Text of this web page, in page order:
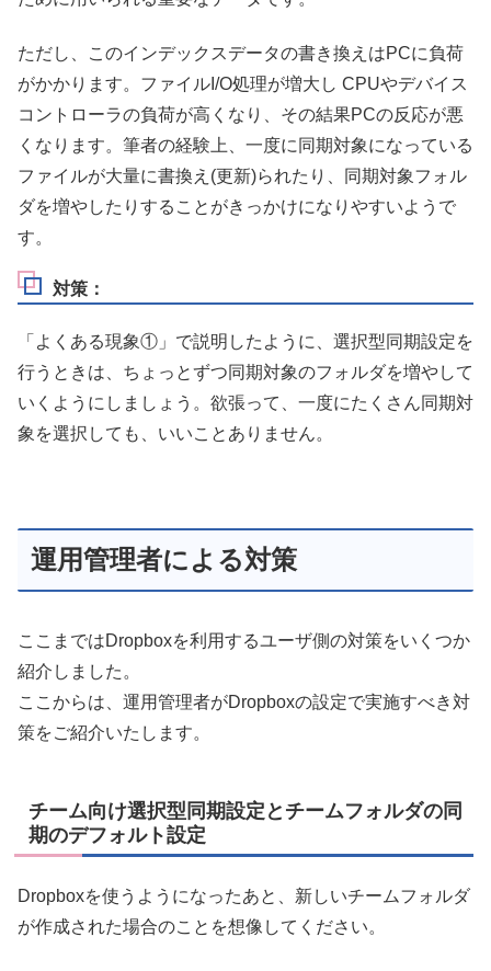
ただし、このインデックスデータの書き換えはPCに負荷
がかかります。ファイルI/O処理が増大し CPUやデバイス
コントローラの負荷が高くなり、その結果PCの反応が悪
くなります。筆者の経験上、一度に同期対象になっている
ファイルが大量に書換え(更新)られたり、同期対象フォル
ダを増やしたりすることがきっかけになりやすいようで
す。
対策：
「よくある現象①」で説明したように、選択型同期設定を
行うときは、ちょっとずつ同期対象のフォルダを増やして
いくようにしましょう。欲張って、一度にたくさん同期対
象を選択しても、いいことありません。
運用管理者による対策
ここまではDropboxを利用するユーザ側の対策をいくつか
紹介しました。
ここからは、運用管理者がDropboxの設定で実施すべき対
策をご紹介いたします。
チーム向け選択型同期設定とチームフォルダの同
期のデフォルト設定
Dropboxを使うようになったあと、新しいチームフォルダ
が作成された場合のことを想像してください。